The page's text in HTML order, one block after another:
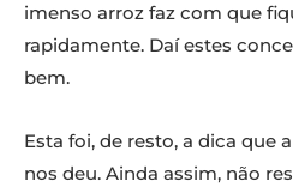
imenso arroz faz com que
rapidamente. Daí estes
bem.
Esta foi, de resto, a dica que
nos deu. Ainda assim, não